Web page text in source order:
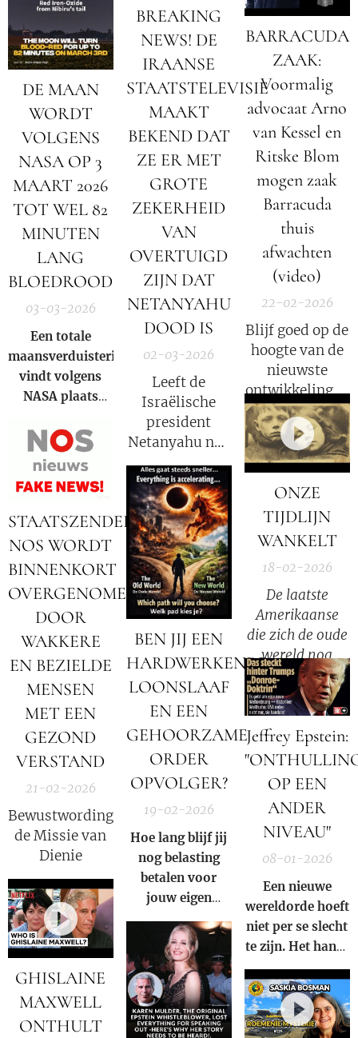
DE MAAN
WORDT
VOLGENS
NASA OP 3
MAART 2026
TOT WEL 82
MINUTEN
LANG
BLOEDROOD
03-03-2026
Een totale
maansverduistering
vindt volgens
NASA plaats
aarde zich direct
tussen de zon en
de maan bevindt
en haar schaduw
over het
maanoppervlak
werpt. Tijdens de
totaliteit buigt
het zonlicht door
de
aardatmosfeer,
waardoor
blauwe
golflengten
worden gefilterd
en dieprood en
koperkleurig
bereikt.
BREAKING
NEWS! DE
IRAANSE
STAATSTELEVISIE
MAAKT
BEKEND DAT
ZE ER MET
GROTE
ZEKERHEID
VAN
OVERTUIGD
ZIJN DAT
NETANYAHU
DOOD IS
02-03-2026
Leeft de
Israëlische
president
Netanyahu nog
wel? Volgens
Iran niet!
BARRACUDA
ZAAK:
Voormalig
advocaat Arno
van Kessel en
Ritske Blom
mogen zaak
Barracuda
thuis
afwachten
(video)
22-02-2026
Blijf goed op de
hoogte van de
nieuwste
ontwikkelingen
in deze COVID
strafzaak, wat
een groot
psychologisch
effect heeft.
STAATSZENDER
NOS WORDT
BINNENKORT
OVERGENOMEN
DOOR
WAKKERE
EN BEZIELDE
MENSEN
MET EEN
GEZOND
VERSTAND
21-02-2026
Bewustwording,
de Missie van
Dienie
BEN JIJ EEN
HARDWERKENDE
LOONSLAAF
EN EEN
GEHOORZAME
ORDER
OPVOLGER?
19-02-2026
Hoe lang blijf jij
nog belasting
betalen voor
jouw eigen
ondergang?
ONZE
TIJDLIJN
WANKELT
18-02-2026
De laatste
Amerikaanse
die zich de oude
wereld nog
herinnerde —
Wat ze haar
familie vertelde
voordat ze stierf
(1953).
GHISLAINE
MAXWELL
ONTHULT
Jeffrey Epstein:
OP EEN
ANDER
NIVEAU"
08-01-2026
Een nieuwe
wereldorde hoeft
niet per se slecht
te zijn. Het hangt
ervan af wie
erachter zit. Dit
gaat niet over de
wereldorde van